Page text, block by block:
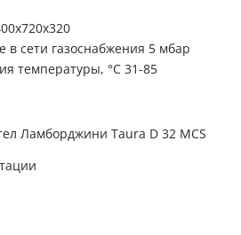
сети газоснабжения 5 мбар
температуры, °С 31-85
Ламборджини Taura D 32 MCS